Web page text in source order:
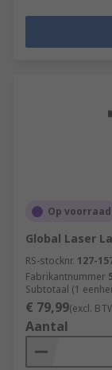
Op voorraad
Global Laser
RS-stocknr. 127-
Fabrikantnummer
Subtotaal (1
€ 79,99(excl.
Aantal